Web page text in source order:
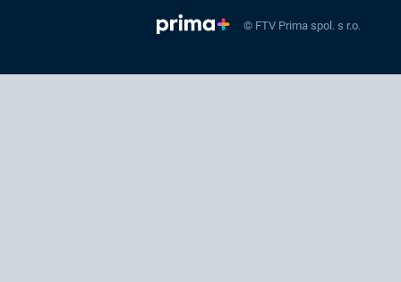
© FTV Prima spol. s r.o.